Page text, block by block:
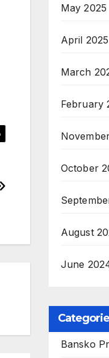
May 2025
April 2025
March
February
October
August
June
Bansko